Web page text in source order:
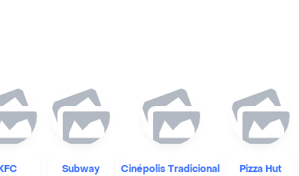
Subway Cinépolis Tradicional Pizza Hut